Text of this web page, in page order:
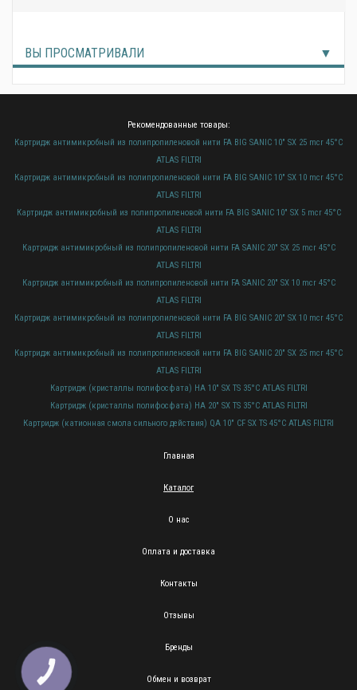
ВЫ ПРОСМАТРИВАЛИ
Рекомендованные товары:
Картридж антимикробный из полипропиленовой нити FA BIG SANIC 10" SX 25 mcr 45°C
ATLAS FILTRI
Картридж антимикробный из полипропиленовой нити FA BIG SANIC 10" SX 10 mcr 45°C
ATLAS FILTRI
Картридж антимикробный из полипропиленовой нити FA BIG SANIC 10" SX 5 mcr 45°C
ATLAS FILTRI
Картридж антимикробный из полипропиленовой нити FA SANIC 20" SX 25 mcr 45°C
ATLAS FILTRI
Картридж антимикробный из полипропиленовой нити FA SANIC 20" SX 10 mcr 45°C
ATLAS FILTRI
Картридж антимикробный из полипропиленовой нити FA BIG SANIC 20" SX 10 mcr 45°C
ATLAS FILTRI
Картридж антимикробный из полипропиленовой нити FA BIG SANIC 20" SX 25 mcr 45°C
ATLAS FILTRI
Картридж (кристаллы полифосфата) HA 10" SX TS 35°C ATLAS FILTRI
Картридж (кристаллы полифосфата) HA 20" SX TS 35°C ATLAS FILTRI
Картридж (катионная смола сильного действия) QA 10" CF SX TS 45°C ATLAS FILTRI
Главная
Каталог
О нас
Оплата и доставка
Контакты
Отзывы
Бренды
Обмен и возврат
КНОПКА
ЗВ'ЯЗКУ